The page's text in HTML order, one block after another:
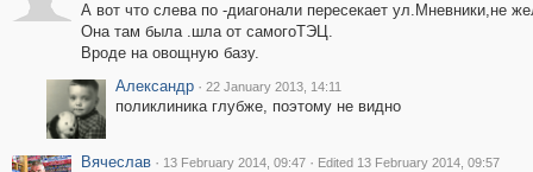
А вот что слева по -диагонали пересекает ул.Мневники,не
Она там была .шла от самогоТЭЦ.
Вроде на овощную базу.
Александр · 22 January 2013, 14:11
поликлиника глубже, поэтому не видно
Вячеслав · 13 February 2014, 09:47 · Edited 13 February 2014, 09:57